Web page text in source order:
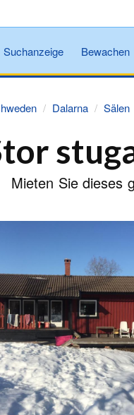
Suchanzeige Bewachen
Dalarna Sälen
Mieten Sie dieses